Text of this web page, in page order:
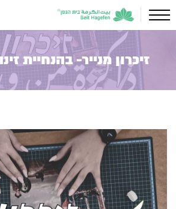
זיכרון מנייר- בהנחיית